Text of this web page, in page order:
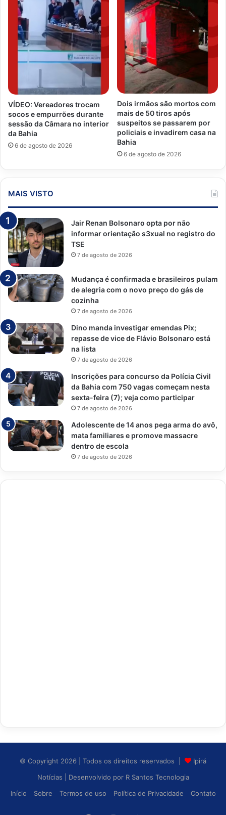
VÍDEO: Vereadores trocam
socos e empurrões durante
sessão da Câmara no interior
da Bahia
6 de agosto de 2026
Dois irmãos são mortos com
mais de 50 tiros após
suspeitos se passarem por
policiais e invadirem casa na
Bahia
6 de agosto de 2026
MAIS VISTO
Jair Renan Bolsonaro opta por não
informar orientação s3xual no registro do
TSE
7 de agosto de 2026
Mudança é confirmada e brasileiros pulam
de alegria com o novo preço do gás de
cozinha
7 de agosto de 2026
Dino manda investigar emendas Pix;
repasse de vice de Flávio Bolsonaro está
na lista
7 de agosto de 2026
Inscrições para concurso da Polícia Civil
da Bahia com 750 vagas começam nesta
sexta-feira (7); veja como participar
7 de agosto de 2026
Adolescente de 14 anos pega arma do avô,
mata familiares e promove massacre
dentro de escola
7 de agosto de 2026
© Copyright 2026 | Todos os direitos reservados |
Ipirá
Notícias
| Desenvolvido por R Santos Tecnologia
Início
Sobre Termos de uso Política de Privacidade Contato